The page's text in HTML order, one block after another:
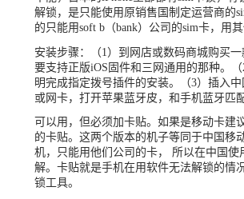
解锁，是只能使用原销售国制定运营商的
的只能用soft b（bank）公司的sim卡，用其
安装步骤：（1）到网店或数码商城购买一
要支持正版iOS固件和三网通用的那种。
明完成指定拨号插件的安装。（3）插入
或网卡，打开苹果蓝牙皮，和手机蓝牙匹配
可以用，但必须加卡贴。如果是移动卡建
的卡贴。这两个版本的机子等同于中国移
机，只能用他们公司的卡， 所以在中国使
解。卡贴就是手机在用软件无法解锁的情
锁工具。